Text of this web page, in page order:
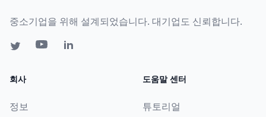
중소기업을 위해 설계되었습니다. 대기업도 신뢰합니다.
회사
정보
도움말 센터
튜토리얼